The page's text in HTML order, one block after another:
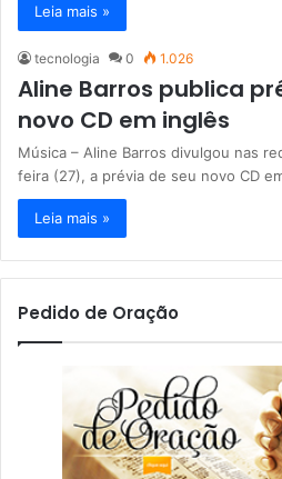
Leia mais »
tecnologia 0 1.026
Aline Barros publica
novo CD em inglês
Música – Aline Barros divulgou nas
feira (27), a prévia de seu novo CD
Leia mais »
Pedido de Oração